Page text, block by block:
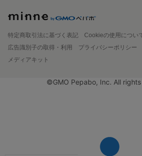
特定商取引法に基づく表記
Cookieの使用につい
広告識別子の取得・利用
プライバシーポリシー
メディアキット
©GMO Pepabo, Inc. All